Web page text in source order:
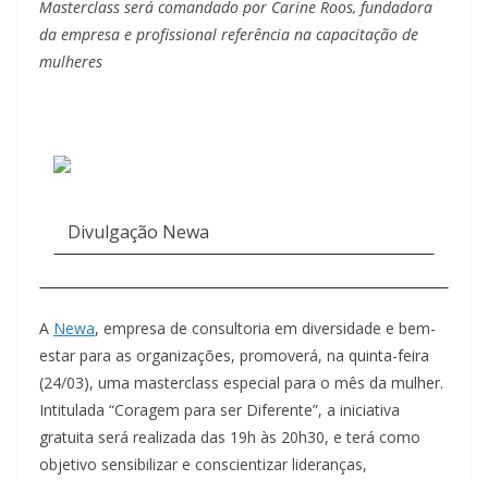
Masterclass será comandado por Carine Roos, fundadora
da empresa e profissional referência na capacitação de
mulheres
Divulgação Newa
A Newa, empresa de consultoria em diversidade e bem-
estar para as organizações, promoverá, na quinta-feira
(24/03), uma masterclass especial para o mês da mulher.
Intitulada “Coragem para ser Diferente”, a iniciativa
gratuita será realizada das 19h às 20h30, e terá como
objetivo sensibilizar e conscientizar lideranças,